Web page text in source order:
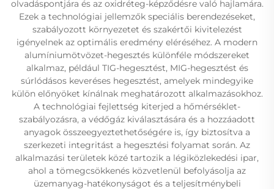
olvadáspontjára és az oxidréteg-képződésre való hajlamára.
Ezek a technológiai jellemzők speciális berendezéseket,
szabályozott környezetet és szakértői kivitelezést
igényelnek az optimális eredmény eléréséhez. A modern
alumíniumötvözet-hegesztés különféle módszereket
alkalmaz, például TIG-hegesztést, MIG-hegesztést és
súrlódásos keveréses hegesztést, amelyek mindegyike
külön előnyöket kínálnak meghatározott alkalmazásokhoz.
A technológiai fejlettség kiterjed a hőmérséklet-
szabályozásra, a védőgáz kiválasztására és a hozzáadott
anyagok összeegyeztethetőségére is, így biztosítva a
szerkezeti integritást a hegesztési folyamat során. Az
alkalmazási területek közé tartozik a légiközlekedési ipar,
ahol a tömegcsökkenés közvetlenül befolyásolja az
üzemanyag-hatékonyságot és a teljesítménybeli